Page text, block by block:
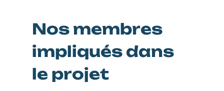
Nos membres
impliqués dans
le projet